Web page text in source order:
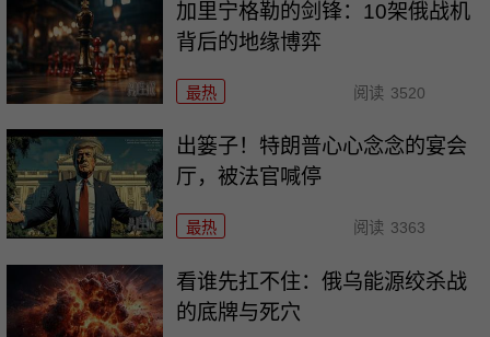
加里宁格勒的剑锋：10架俄战机
背后的地缘博弈
最热 阅读 3520
出篓子！特朗普心心念念的宴会
厅，被法官喊停
最热 阅读 3363
看谁先扛不住：俄乌能源绞杀战
的底牌与死穴